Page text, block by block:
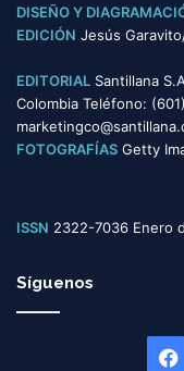
DISEÑO Y
EDICIÓN Jesús
EDITORIAL Santillana
Colombia Teléfono:
FOTOGRAFÍAS Getty
ISSN 2322-7036 Enero
Síguenos